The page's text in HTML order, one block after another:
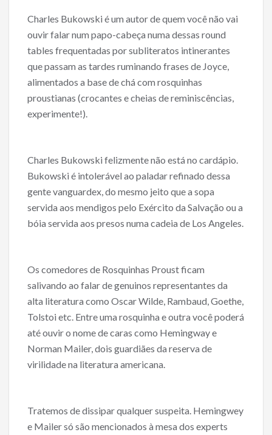
o
o
k
Charles Bukowski é um autor de quem você não vai
ouvir falar num papo-cabeça numa dessas round
tables frequentadas por subliteratos intinerantes
que passam as tardes ruminando frases de Joyce,
alimentados a base de chá com rosquinhas
proustianas (crocantes e cheias de reminiscências,
experimente!).
Charles Bukowski felizmente não está no cardápio.
Bukowski é intolerável ao paladar refinado dessa
gente vanguardex, do mesmo jeito que a sopa
servida aos mendigos pelo Exército da Salvação ou a
bóia servida aos presos numa cadeia de Los Angeles.
Os comedores de Rosquinhas Proust ficam
salivando ao falar de genuinos representantes da
alta literatura como Oscar Wilde, Rambaud, Goethe,
Tolstoi etc. Entre uma rosquinha e outra você poderá
até ouvir o nome de caras como Hemingway e
Norman Mailer, dois guardiães da reserva de
virilidade na literatura americana.
Tratemos de dissipar qualquer suspeita. Hemingwey
e Mailer só são mencionados à mesa dos experts